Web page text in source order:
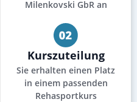
Milenkovski GbR an
Kurszuteilung
Sie erhalten einen Platz
in einem passenden
Rehasportkurs